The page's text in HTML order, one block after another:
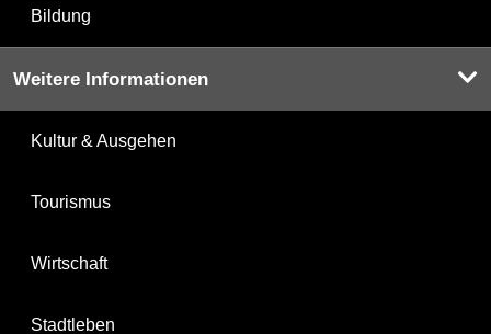
Bildung
Weitere Informationen
Kultur & Ausgehen
Tourismus
Wirtschaft
Stadtleben